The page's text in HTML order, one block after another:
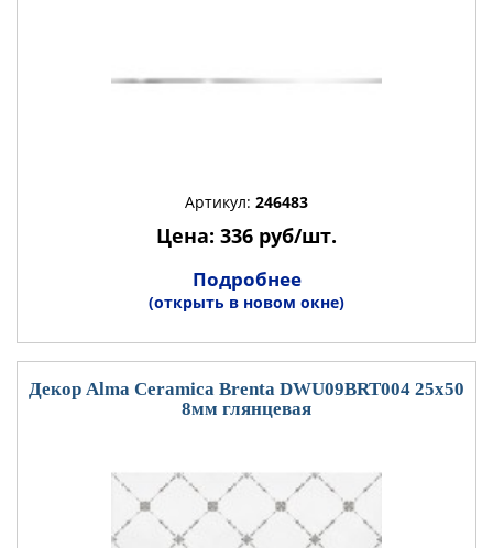
Артикул: 246483
Цена: 336 руб/шт.
Подробнее
(открыть в новом окне)
Декор Alma Ceramica Brenta DWU09BRT004 25x50
8мм глянцевая